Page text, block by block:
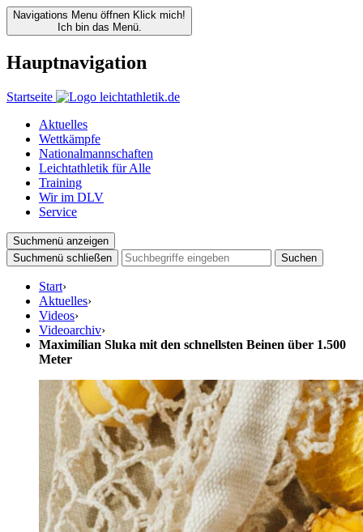
Navigations Menu öffnen Klick mich!
Ich bin das Menü.
Hauptnavigation
Startseite
Aktuelles
Wettkämpfe
Nationalmannschaften
Leichtathletik für Alle
Training
Wir im DLV
Service
Suchmenü anzeigen
Suchmenü schließen
Suchen
Start›
Aktuelles›
Videos›
Videoarchiv›
Maximilian Sluka mit den schnellsten Beinen über 1.500
Meter